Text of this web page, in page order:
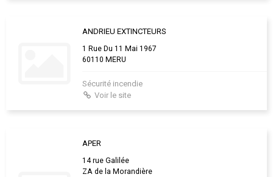
ANDRIEU EXTINCTEURS
1 Rue Du 11 Mai 1967
60110 MERU
Sécurité incendie
Voir le site
APER
14 rue Galilée
ZA de la Morandière